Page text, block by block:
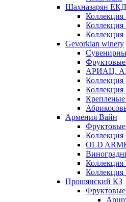
Шахназарян ЕКД
Коллекция
Коллекция
Коллекция
Gevorkian winery
АРИАЦ.
Коллекция
Крепленые
Армения Вайн
OLD
Прошянский КЗ